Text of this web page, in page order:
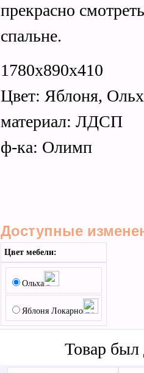
прекрасно
спальне.
1780х890х410
Цвет: Яблоня,
материал: ЛДСП
ф-ка: Олимп
Доступные
Цвет мебели:
Ольха
Яблоня Локарно
Товар был